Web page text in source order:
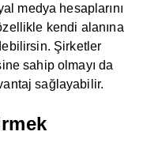
medya hesaplarını
kendi alanına
Şirketler
sahip olmayı da
sağlayabilir.